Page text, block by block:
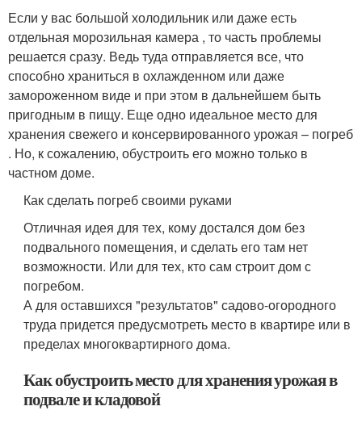
Если у вас большой холодильник или даже есть
отдельная морозильная камера , то часть проблемы
решается сразу. Ведь туда отправляется все, что
способно храниться в охлажденном или даже
замороженном виде и при этом в дальнейшем быть
пригодным в пищу. Еще одно идеальное место для
хранения свежего и консервированного урожая – погреб
. Но, к сожалению, обустроить его можно только в
частном доме.
Как сделать погреб своими руками
Отличная идея для тех, кому достался дом без
подвального помещения, и сделать его там нет
возможности. Или для тех, кто сам строит дом с
погребом.
А для оставшихся "результатов" садово-огородного
труда придется предусмотреть место в квартире или в
пределах многоквартирного дома.
Как обустроить место для хранения урожая в
подвале и кладовой